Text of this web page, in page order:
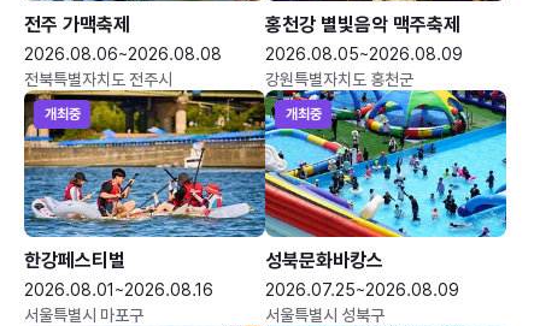
전주 가맥축제
2026.08.06~2026.08.08
전북특별자치도 전주시
홍천강 별빛음악 맥주축제
2026.08.05~2026.08.09
강원특별자치도 홍천군
개최중
한강페스티벌
2026.08.01~2026.08.16
서울특별시 마포구
개최중
성북문화바캉스
2026.07.25~2026.08.09
서울특별시 성북구